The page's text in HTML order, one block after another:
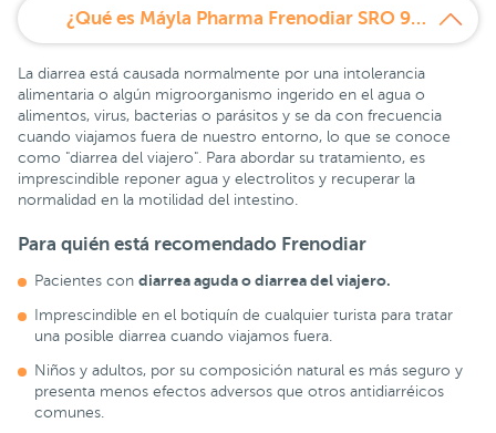
¿Qué es Máyla Pharma Frenodiar SRO 9 sobres?
La diarrea está causada normalmente por una intolerancia
alimentaria o algún migroorganismo ingerido en el agua o
alimentos, virus, bacterias o parásitos y se da con frecuencia
cuando viajamos fuera de nuestro entorno, lo que se conoce
como "diarrea del viajero". Para abordar su tratamiento, es
imprescindible reponer agua y electrolitos y recuperar la
normalidad en la motilidad del intestino.
Para quién está recomendado Frenodiar
Pacientes con diarrea aguda o diarrea del viajero.
Imprescindible en el botiquín de cualquier turista para tratar
una posible diarrea cuando viajamos fuera.
Niños y adultos, por su composición natural es más seguro y
presenta menos efectos adversos que otros antidiarréicos
comunes.